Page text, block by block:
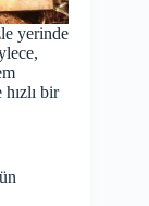
yerinde
bir